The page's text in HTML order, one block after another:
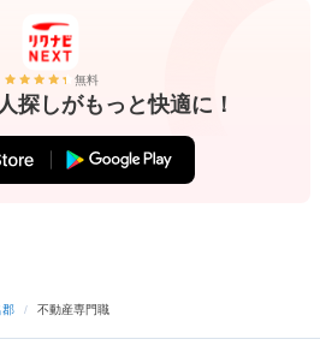
無料
探しがもっと快適に！
郡 / 不動産専門職